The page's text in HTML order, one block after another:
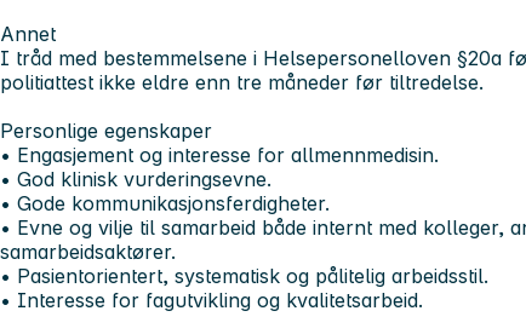
Annet
I tråd med bestemmelsene i Helsepersonelloven §20a
politiattest ikke eldre enn tre måneder før tiltredelse.
Personlige egenskaper
• Engasjement og interesse for allmennmedisin.
• God klinisk vurderingsevne.
• Gode kommunikasjonsferdigheter.
• Evne og vilje til samarbeid både internt med kolleger,
samarbeidsaktører.
• Pasientorientert, systematisk og pålitelig arbeidsstil.
• Interesse for fagutvikling og kvalitetsarbeid.